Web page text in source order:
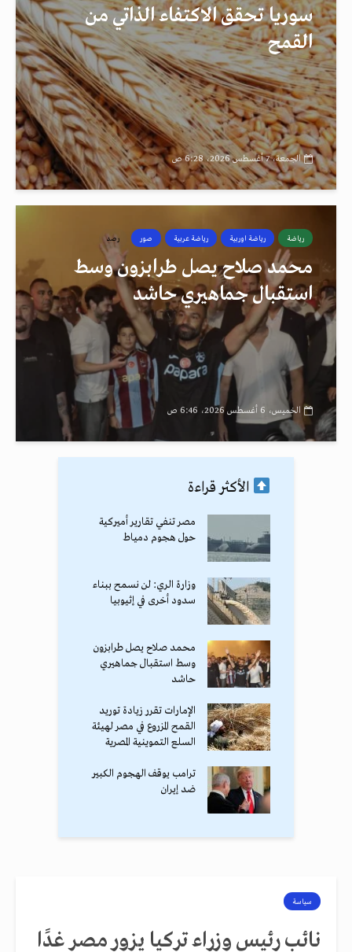
سوريا تحقق الاكتفاء الذاتي من
القمح
الجمعة، 7 أغسطس 2026، 6:28 ص
رياضة رياضة اوربية رياضة عربية صور رصد
محمد صلاح يصل طرابزون وسط
استقبال جماهيري حاشد
الخميس، 6 أغسطس 2026، 6:46 ص
الأكثر قراءة
مصر تنفي تقارير أميركية
حول هجوم دمياط
وزارة الري: لن نسمح ببناء
سدود أخرى في إثيوبيا
محمد صلاح يصل طرابزون
وسط استقبال جماهيري
حاشد
الإمارات تقرر زيادة توريد
القمح المزروع في مصر لهيئة
السلع التموينية المصرية
ترامب يوقف الهجوم الكبير
ضد إيران
سياسة
نائب رئيس وزراء تركيا يزور مصر غدًا